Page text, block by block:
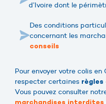
d’Ivoire dont le
Des conditions
concernant les
conseils
Pour envoyer votre colis en
respecter certaines règles
Vous pouvez consulter
marchandises interdites